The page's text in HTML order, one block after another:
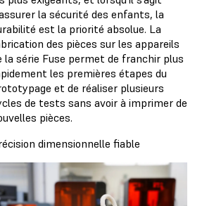
la sécurité des enfants, la
est la priorité absolue. La
des pièces sur les appareils
la série Fuse permet de franchir plus
les premières étapes du
et de réaliser plusieurs
de tests sans avoir à imprimer de
pièces.
dimensionnelle fiable